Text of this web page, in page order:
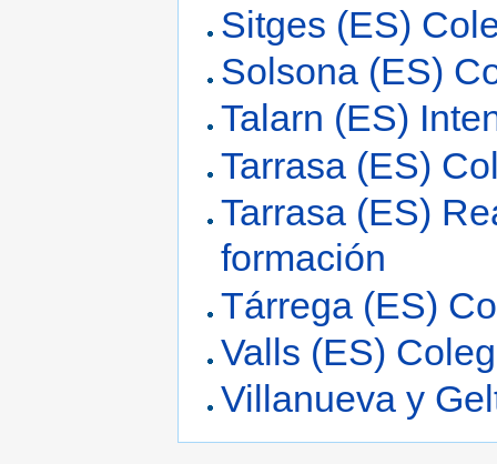
Sitges (ES)
Solsona (ES)
Talarn (ES)
Tarrasa (ES)
Tarrasa (ES)
formación
Tárrega (ES)
Valls (ES)
Villanueva y